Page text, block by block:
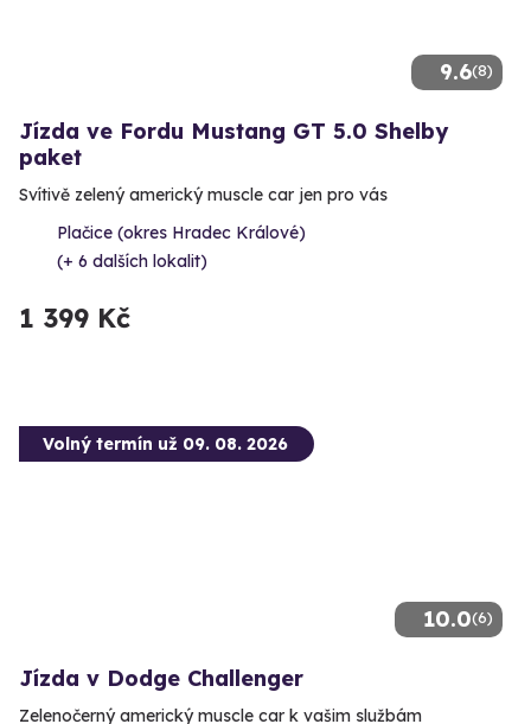
9.6(8)
Jízda ve Fordu Mustang GT 5.0 Shelby
paket
Svítivě zelený americký muscle car jen pro vás
Plačice (okres Hradec Králové)
(+ 6 dalších lokalit)
1 399 Kč
10.0(6)
Volný termín už 09. 08. 2026
Jízda v Dodge Challenger
Zelenočerný americký muscle car k vašim službám